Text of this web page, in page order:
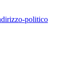
politico